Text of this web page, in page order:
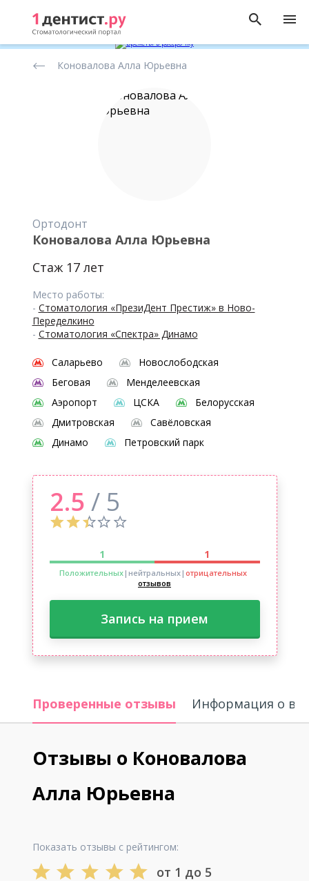
стоматологов
Коновалова Алла Юрьевна
Ортодонт
Коновалова Алла Юрьевна
Стаж 17 лет
Место работы:
- Стоматология «ПрезиДент Престиж» в Ново-
Переделкино
- Стоматология «Спектра» Динамо
Саларьево
Новослободская
Беговая
Менделеевская
Аэропорт
ЦСКА
Белорусская
Дмитровская
Савёловская
Динамо
Петровский парк
2.5 / 5
1 1
Положительных|нейтральных| отрицательных
отзывов
Запись на прием
Проверенные отзывы Информация о
Отзывы о Коновалова
Алла Юрьевна
Показать отзывы с рейтингом:
от 1 до 5